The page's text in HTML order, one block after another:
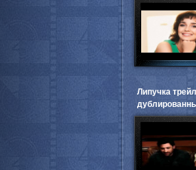
Липучка